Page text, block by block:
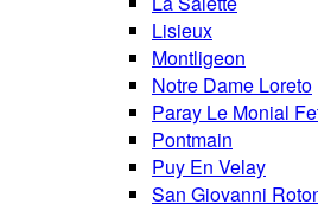
Lisieux
Montligeon
Notre Dame Loreto
Paray Le Monial
Pontmain
Puy En Velay
San Giovanni